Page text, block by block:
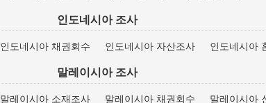
인도네시아 조사
인도네시아 채권회수 인도네시아 자산조사 인도네시아
말레이시아 조사
말레이시아 소재조사 말레이시아 채권회수 말레이시아